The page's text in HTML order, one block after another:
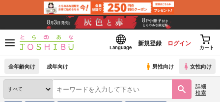
Language
新規登録 ログイン
カート
全年齢向け 成年向け 男性向け 女性向け
詳細
検索